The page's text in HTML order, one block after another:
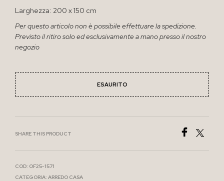
Larghezza: 200 x 150 cm
Per questo articolo non è possibile effettuare la spedizione.
Previsto il ritiro solo ed esclusivamente a mano presso il nostro
negozio
ESAURITO
SHARE THIS PRODUCT
COD: OF25-1571
CATEGORIA: ARREDO CASA